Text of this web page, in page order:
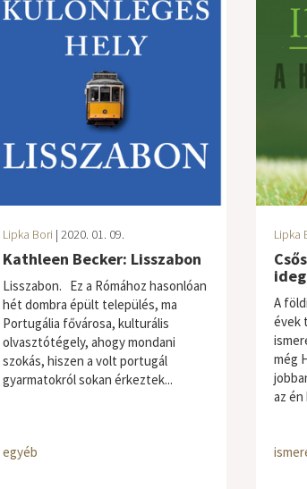
Lipka Bori | 2020. 01. 09.
Kathleen Becker: Lisszabon
Lisszabon. Ez a Rómához hasonlóan
hét dombra épült település, ma
Portugália fővárosa, kulturális
olvasztótégely, ahogy mondani
szokás, hiszen a volt portugál
gyarmatokról sokan érkeztek...
egyéb
Lipka
A
évek
még
az én